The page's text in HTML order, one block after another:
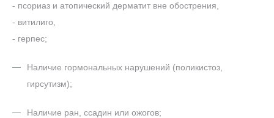
- псориаз и атопический дерматит вне обострения,
- витилиго,
- герпес;
Наличие гормональных нарушений (поликистоз,
гирсутизм);
Наличие ран, ссадин или ожогов;